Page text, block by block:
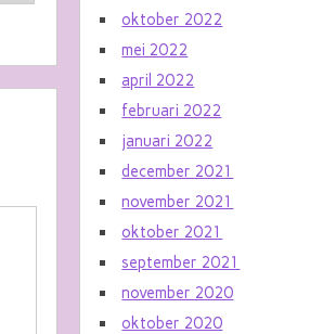
oktober 2022
mei 2022
april 2022
februari 2022
januari 2022
december 2021
november 2021
oktober 2021
september 2021
november 2020
oktober 2020